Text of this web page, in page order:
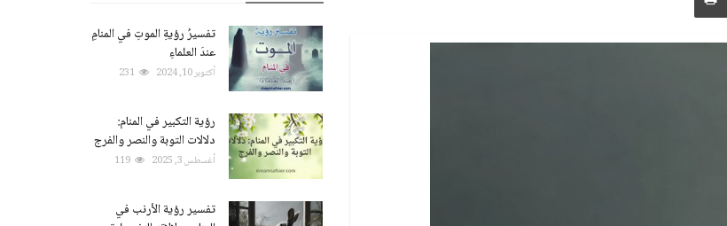
تفسيرُ رؤيةِ الموتِ في المنامِ
عندَ العلماءِ
أكتوبر 10, 2024 231
رؤية التكبير في المنام:
دلالات التوبة والنصر والفرج
أغسطس 3, 2025 119
تفسير رؤية الأرنب في